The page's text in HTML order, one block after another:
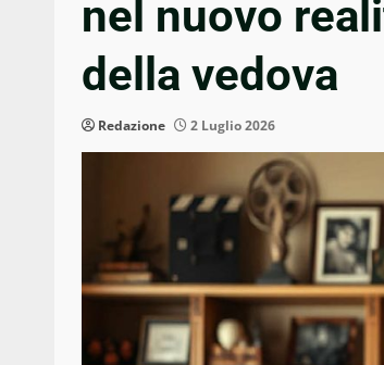
nel nuovo
della vedova
Redazione 2 Luglio 2026